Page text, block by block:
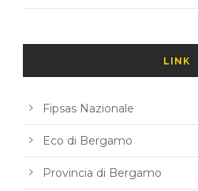
LINK
Fipsas Nazionale
Eco di Bergamo
Provincia di Bergamo